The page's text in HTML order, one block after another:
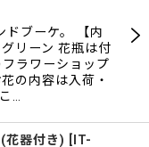
ドブーケ。 【内
リーン 花瓶は付
ラワーショップ
の内容は入荷・
…
花器付き)
IT-